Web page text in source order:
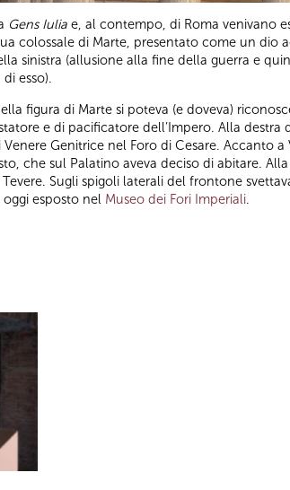
Gens Iulia e, al contempo, di Roma venivano
colossale di Marte, presentato come un dio
sinistra (allusione alla fine della guerra e
esso).
figura di Marte si poteva (e doveva)
e di pacificatore dell’Impero. Alla
Genitrice nel Foro di Cesare. Accanto
che sul Palatino aveva deciso di abitare.
Sugli spigoli laterali del frontone
esposto nel Museo dei Fori Imperiali.